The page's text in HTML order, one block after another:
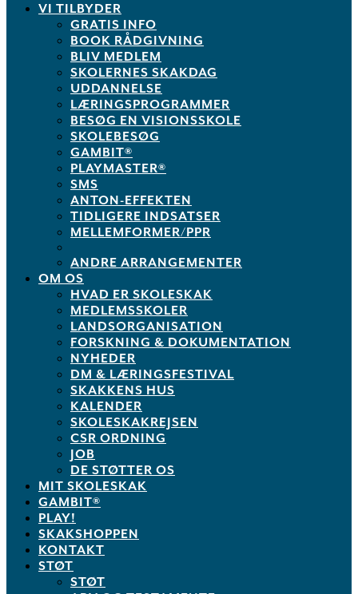
VI TILBYDER
GRATIS INFO
BOOK RÅDGIVNING
BLIV MEDLEM
SKOLERNES SKAKDAG
UDDANNELSE
LÆRINGSPROGRAMMER
BESØG EN VISIONSSKOLE
SKOLEBESØG
GAMBIT®
PLAYMASTER®
SMS
ANTON-EFFEKTEN
TIDLIGERE INDSATSER
MELLEMFORMER/PPR
ANDRE ARRANGEMENTER
OM OS
HVAD ER SKOLESKAK
MEDLEMSSKOLER
LANDSORGANISATION
FORSKNING & DOKUMENTATION
NYHEDER
DM & LÆRINGSFESTIVAL
SKAKKENS HUS
KALENDER
SKOLESKAKREJSEN
CSR ORDNING
JOB
DE STØTTER OS
MIT SKOLESKAK
GAMBIT®
PLAY!
SKAKSHOPPEN
KONTAKT
STØT
STØT